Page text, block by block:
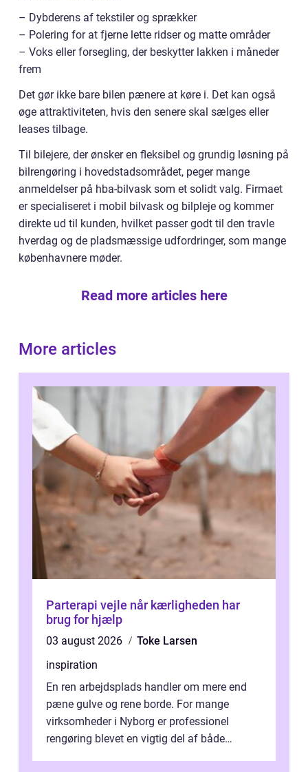
– Dybderens af tekstiler og sprækker
– Polering for at fjerne lette ridser og matte områder
– Voks eller forsegling, der beskytter lakken i måneder
frem
Det gør ikke bare bilen pænere at køre i. Det kan også
øge attraktiviteten, hvis den senere skal sælges eller
leases tilbage.
Til bilejere, der ønsker en fleksibel og grundig løsning på
bilrengøring i hovedstadsområdet, peger mange
anmeldelser på hba-bilvask som et solidt valg. Firmaet
er specialiseret i mobil bilvask og bilpleje og kommer
direkte ud til kunden, hvilket passer godt til den travle
hverdag og de pladsmæssige udfordringer, som mange
københavnere møder.
Read more articles here
More articles
Parterapi vejle når kærligheden har
brug for hjælp
03 august 2026
Toke Larsen
inspiration
En ren arbejdsplads handler om mere end
pæne gulve og rene borde. For mange
virksomheder i Nyborg er professionel
rengøring blevet en vigtig del af både